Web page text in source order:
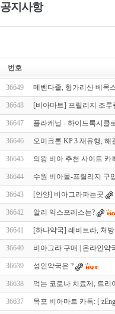
공지사항
번호
36649 메벤다졸, 헝가리산 베목
36648 [비아마트] 프릴리지 조루
36647 플라케닐 - 하이드록시클
36646 오미크론 KP.3 재유행,
36645 의왕 비아 추천 사이트 카
36644 수원 비아몰-프릴리지 구
36643 [안양] 비아그라파는곳
36642 알리 익스프레스는?
36641 [하나약국] 레비트라, 처
36640 비아그라 구매 | 온라인약
36639 성인약국은 ?
36638 먹는 코로나 치료제, 트
36637 목포 비아마트 카톡: [